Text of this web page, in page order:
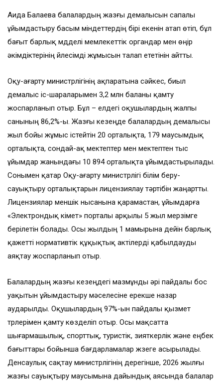
Аида Балаева балалардың жазғы демалысын сапалы
ұйымдастыру басым міндеттердің бірі екенін атап өтіп, бұл
бағыт барлық мүдделі мемлекеттік органдар мен өңір
әкімдіктерінің үйлесімді жұмысын талап ететінін айтты.
Оқу-ағарту министрлігінің ақпаратына сәйкес, биыл
демалыс іс-шараларымен 3,2 млн баланы қамту
жоспарланып отыр. Бұл – елдегі оқушылардың жалпы
санының 86,2%-ы. Жазғы кезеңде балалардың демалысы
жыл бойы жұмыс істейтін 20 орталықта, 179 маусымдық
орталықта, сондай-ақ мектептер мен мектептен тыс
ұйымдар жанындағы 10 894 орталықта ұйымдастырылады.
Сонымен қатар Оқу-ағарту министрлігі білім беру-
сауықтыру орталықтарын лицензиялау тәртібін жаңартты.
Лицензиялар меншік нысанына қарамастан, ұйымдарға
«Электрондық үкімет» порталы арқылы 5 жыл мерзімге
берілетін болады. Осы жылдың 1 мамырына дейін барлық
қажетті нормативтік құқықтық актілерді қабылдауды
аяқтау жоспарланып отыр.
Балалардың жазғы кезеңдегі мазмұнды әрі пайдалы бос
уақытын ұйымдастыру мәселесіне ерекше назар
аударылды. Оқушылардың 97%-ын пайдалы қызмет
түрлерімен қамту көзделіп отыр. Осы мақсатта
шығармашылық, спорттық, туристік, зияткерлік және еңбек
бағыттары бойынша бағдарламалар жүзеге асырылады.
Денсаулық сақтау министрлігінің дерегінше, 2026 жылғы
жазғы сауықтыру маусымына дайындық аясында балалар